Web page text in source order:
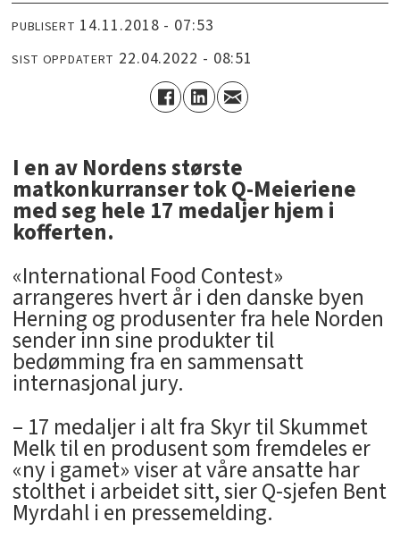
PUBLISERT 14.11.2018 - 07:53
SIST OPPDATERT 22.04.2022 - 08:51
I en av Nordens største
matkonkurranser tok Q-Meieriene
med seg hele 17 medaljer hjem i
kofferten.
«International Food Contest»
arrangeres hvert år i den danske byen
Herning og produsenter fra hele Norden
sender inn sine produkter til
bedømming fra en sammensatt
internasjonal jury.
– 17 medaljer i alt fra Skyr til Skummet
Melk til en produsent som fremdeles er
«ny i gamet» viser at våre ansatte har
stolthet i arbeidet sitt, sier Q-sjefen Bent
Myrdahl i en pressemelding.